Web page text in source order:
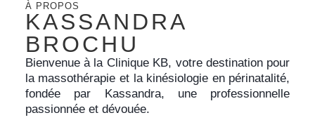
À PROPOS
KASSANDRA
BROCHU
Bienvenue à la Clinique KB, votre destination pour
la massothérapie et la kinésiologie en périnatalité,
fondée par Kassandra, une professionnelle
passionnée et dévouée.